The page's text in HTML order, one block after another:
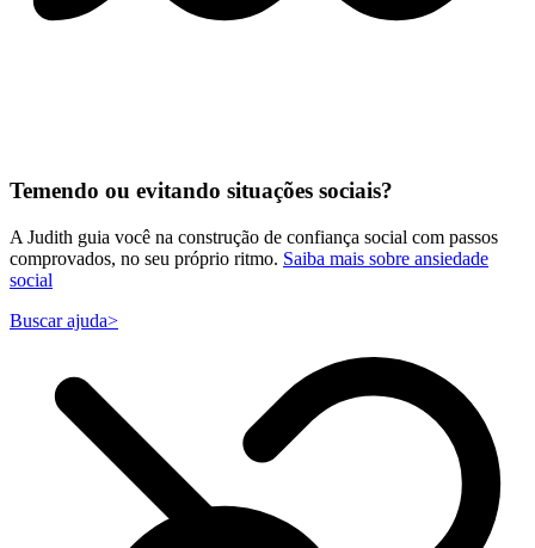
Temendo ou evitando situações sociais?
A Judith guia você na construção de confiança social com passos
comprovados, no seu próprio ritmo. Saiba mais sobre ansiedade
social
Buscar ajuda>